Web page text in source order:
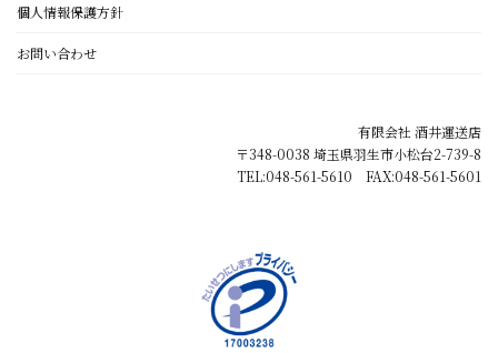
個人情報保護方針
お問い合わせ
有限会社 酒井運送店
〒348-0038 埼玉県羽生市小松台2-739-8
TEL:048-561-5610 FAX:048-561-5601